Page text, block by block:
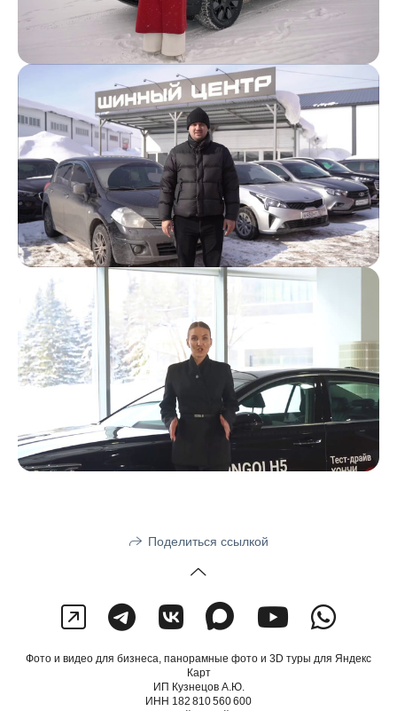
Поделиться ссылкой
Фото и видео для бизнеса, панорамные фото и 3D туры для Яндекс
Карт
ИП Кузнецов А.Ю.
ИНН 182 810 560 600